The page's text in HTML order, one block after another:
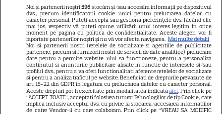
7
VEDETE STRĂINE
Ryan Gosling este noul Ghost
Rider din Universul Marvel.
Anunțul făcut la Comic-Con i-
a entuziasmat pe fani
DISNEY PLUS
„Diavolul se îmbracă de la
Noi și partenerii noștri596 stocăm și/sau accesăm informații pe dispozitivul
dvs., precum identificatorii cookie unici pentru prelucrarea datelor cu
caracter personal. Puteți accepta sau gestiona preferințele dvs. făcând clic
mai jos, respectiv vă puteți opune utilizării unui interes legitim în orice
moment pe pagina cu politica de confidențialitate. Aceste alegeri vor fi
raportate partenerilor noștri și nu vă vor afecta navigarea. Mai multe detalii
Noi si partenerii nostri (retelele de socializare si agentiile de publicitate
partenere, precum si furnizorii nostri de servicii de date analitice) prelucram
date pentru a permite website-ului sa functioneze, pentru a personaliza
continutul si anunturile publicitare afisate in functie de interesele si/sau
profilul dvs., pentru a va oferi functionalitati aferente retelelor de socializare
si pentru a analiza traficul pe website. Beneficiati de drepturile prevazute de
art. 15-22 din GDPR in legatura cu prelucrarea datelor cu caracter personal.
Aceste drepturi pot fi exercitate prin modalitatea indicataaici. Prin click pe
“ACCEPT TOATE”, acceptati folosirea tuturor Tehnologiilor de tip Cookie, care
implica inclusiv acceptul dvs. cu privire la stocarea/accesarea informatiilor
de catre Vendor-ii cu care colaboram. Prin click pe “VREAU SA MODIFIC